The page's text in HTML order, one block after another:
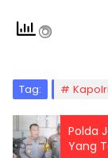
Tag: Kapolri
Polda
Yang